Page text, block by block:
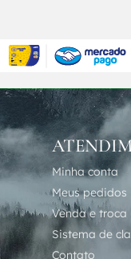
Minha conta
Meus pedidos
Venda e troca
Sistema de
Contato